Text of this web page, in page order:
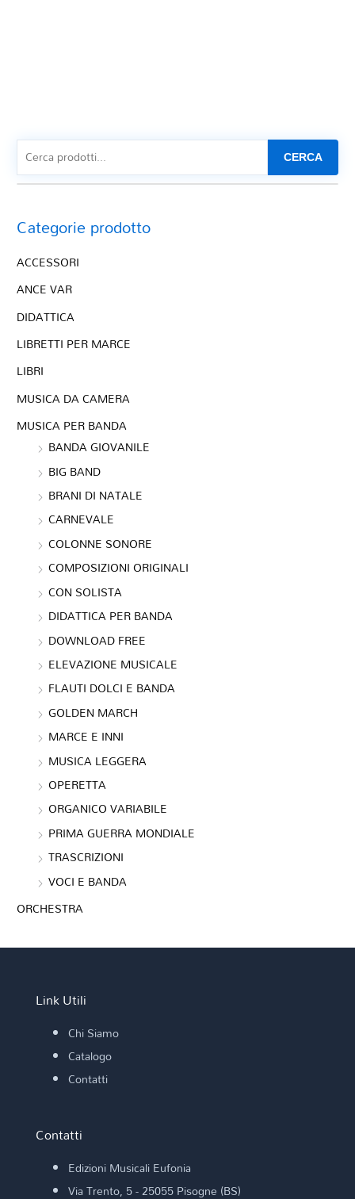
CERCA
Categorie prodotto
ACCESSORI
ANCE VAR
DIDATTICA
LIBRETTI PER MARCE
LIBRI
MUSICA DA CAMERA
MUSICA PER BANDA
BANDA GIOVANILE
BIG BAND
BRANI DI NATALE
CARNEVALE
COLONNE SONORE
COMPOSIZIONI ORIGINALI
CON SOLISTA
DIDATTICA PER BANDA
DOWNLOAD FREE
ELEVAZIONE MUSICALE
FLAUTI DOLCI E BANDA
GOLDEN MARCH
MARCE E INNI
MUSICA LEGGERA
OPERETTA
ORGANICO VARIABILE
PRIMA GUERRA MONDIALE
TRASCRIZIONI
VOCI E BANDA
ORCHESTRA
Link Utili
Chi Siamo
Catalogo
Contatti
Contatti
Edizioni Musicali Eufonia
Via Trento, 5 - 25055 Pisogne (BS)